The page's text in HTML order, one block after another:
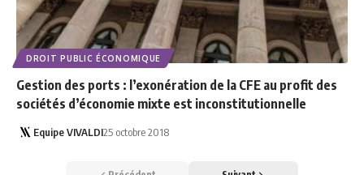
DROIT PUBLIC ÉCONOMIQUE
Gestion des ports : l’exonération de la CFE au profit des
sociétés d’économie mixte est inconstitutionnelle
Equipe VIVALDI25 octobre 2018